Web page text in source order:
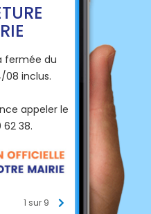
fermée du
08 inclus.
appeler le
62 38.
1 sur 9